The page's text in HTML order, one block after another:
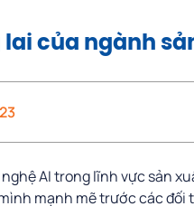
lai của ngành
AI trong lĩnh vực sản
mạnh mẽ trước các